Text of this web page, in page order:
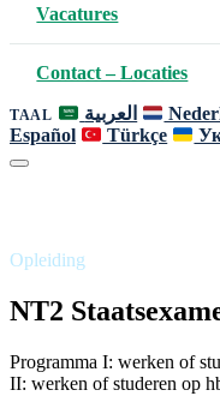
Vacatures
Contact – Locaties
TAAL العربية
Español
Türkçe
Opleiding
NT2
Programma I: werken of
II: werken of studeren op